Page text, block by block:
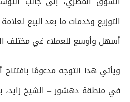
التوزيع وخدمات ما بعد البيع
أسهل وأوسع للعملاء في مختلف
ويأتي هذا التوجه مدعومًا
في منطقة دهشور – الشيخ زايد،